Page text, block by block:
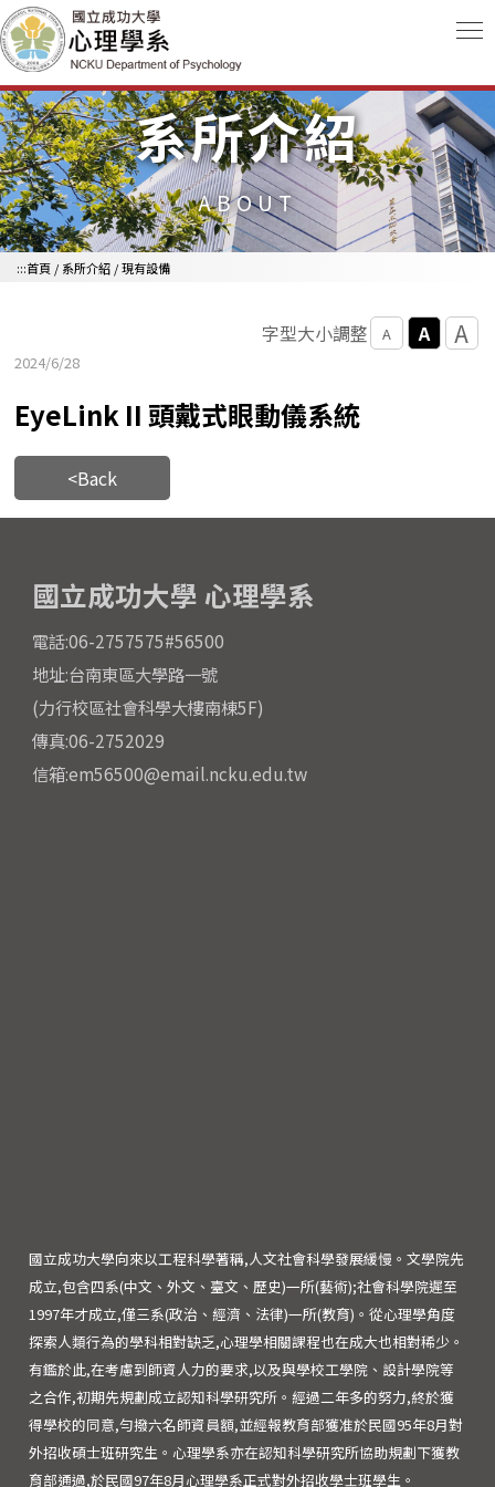
跳到主要內容區
系所介紹
ABOUT
:::首頁/ 系所介紹/現有設備
字型大小調整 A A A
2024/6/28
EyeLink II 頭戴式眼動儀系統
<Back
國立成功大學 心理學系
電話:06-2757575#56500
地址:台南東區大學路一號
(力行校區社會科學大樓南棟5F)
傳真:06-2752029
信箱:em56500@email.ncku.edu.tw
國立成功大學向來以工程科學著稱,人文社會科學發展緩慢。文學院先
成立,包含四系(中文、外文、臺文、歷史)一所(藝術);社會科學院遲至
1997年才成立,僅三系(政治、經濟、法律)一所(教育)。從心理學角度
探索人類行為的學科相對缺乏,心理學相關課程也在成大也相對稀少。
有鑑於此,在考慮到師資人力的要求,以及與學校工學院、設計學院等
之合作,初期先規劃成立認知科學研究所。經過二年多的努力,終於獲
得學校的同意,勻撥六名師資員額,並經報教育部獲准於民國95年8月對
外招收碩士班研究生。心理學系亦在認知科學研究所協助規劃下獲教
育部通過,於民國97年8月心理學系正式對外招收學士班學生。